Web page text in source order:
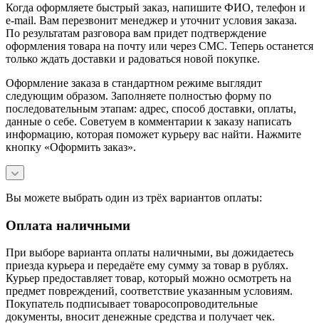
Когда оформляете быстрый заказ, напишите ФИО, телефон и
e-mail. Вам перезвонит менеджер и уточнит условия заказа.
По результатам разговора вам придет подтверждение
оформления товара на почту или через СМС. Теперь останется
только ждать доставки и радоваться новой покупке.
Оформление заказа в стандартном режиме выглядит
следующим образом. Заполняете полностью форму по
последовательным этапам: адрес, способ доставки, оплаты,
данные о себе. Советуем в комментарии к заказу написать
информацию, которая поможет курьеру вас найти. Нажмите
кнопку «Оформить заказ».
Вы можете выбрать один из трёх вариантов оплаты:
Оплата наличными
При выборе варианта оплаты наличными, вы дожидаетесь
приезда курьера и передаёте ему сумму за товар в рублях.
Курьер предоставляет товар, который можно осмотреть на
предмет повреждений, соответствие указанным условиям.
Покупатель подписывает товаросопроводительные
документы, вносит денежные средства и получает чек.